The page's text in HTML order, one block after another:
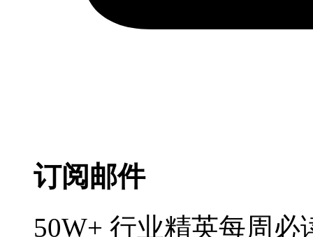
订阅邮件
50W+ 行业精英每周